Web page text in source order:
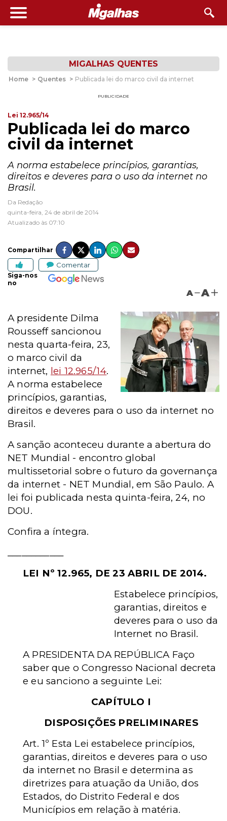
MIGALHAS QUENTES
Home > Quentes > Publicada lei do marco civil da internet
PUBLICIDADE
Lei 12.965/14
Publicada lei do marco
civil da internet
A norma estabelece princípios, garantias,
direitos e deveres para o uso da internet no
Brasil.
Da Redação
quinta-feira, 24 de abril de 2014
Atualizado às 07:10
Compartilhar
Comentar
Siga-nos
no
A A
A presidente Dilma
Rousseff sancionou
nesta quarta-feira, 23,
o marco civil da
internet, lei 12.965/14.
A norma estabelece
princípios, garantias,
direitos e deveres para o uso da internet no
Brasil.
A sanção aconteceu durante a abertura do
NET Mundial - encontro global
multissetorial sobre o futuro da governança
da internet - NET Mundial, em São Paulo. A
lei foi publicada nesta quinta-feira, 24, no
DOU.
Confira a íntegra.
LEI Nº 12.965, DE 23 ABRIL DE 2014.
Estabelece princípios,
garantias, direitos e
deveres para o uso da
Internet no Brasil.
A PRESIDENTA DA REPÚBLICA Faço
saber que o Congresso Nacional decreta
e eu sanciono a seguinte Lei:
CAPÍTULO I
DISPOSIÇÕES PRELIMINARES
Art. 1º Esta Lei estabelece princípios,
garantias, direitos e deveres para o uso
da internet no Brasil e determina as
diretrizes para atuação da União, dos
Estados, do Distrito Federal e dos
Municípios em relação à matéria.